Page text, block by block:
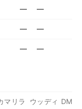
— —
— —
— —
マリラ ウッディ DM